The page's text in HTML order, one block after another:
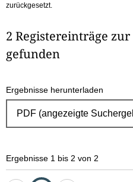
zurückgesetzt.
2 Registereinträge zur
gefunden
Ergebnisse herunterladen
Ergebnisse 1 bis 2 von 2